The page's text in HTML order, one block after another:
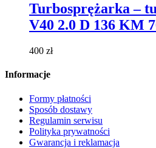
wiele
wariantów.
Turbosprężarka –
V40 2.0 D 136 KM
400 zł
Informacje
Formy płatności
Sposób dostawy
Regulamin serwisu
Polityka prywatności
Gwarancja i reklamacja